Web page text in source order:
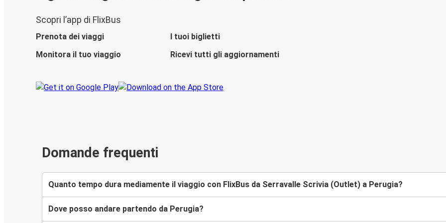
Scopri l’app di FlixBus
Prenota dei viaggi
I tuoi biglietti
Monitora il tuo viaggio
Ricevi tutti gli aggiornamenti
Domande frequenti
Quanto tempo dura mediamente il viaggio con FlixBus da Serravalle Scrivia (Outlet) a Perugia?
Dove posso andare partendo da Perugia?